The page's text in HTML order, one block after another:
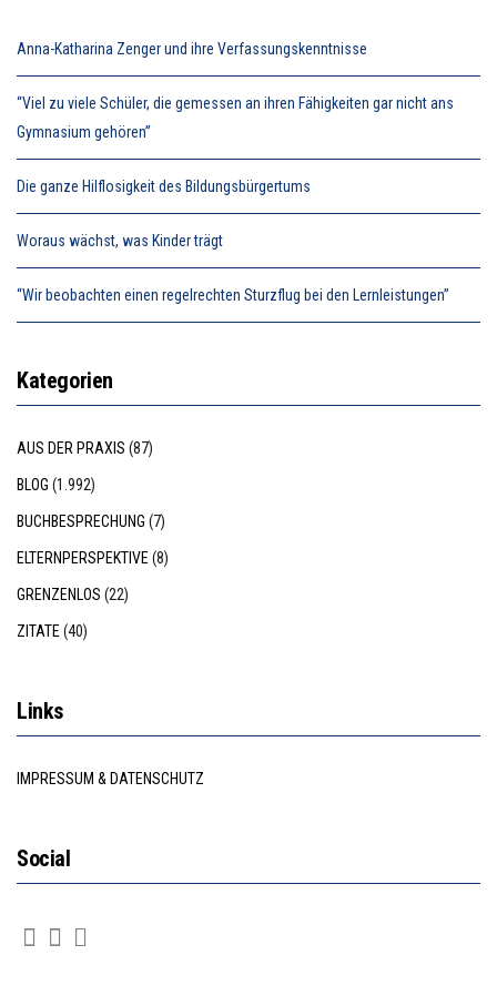
Anna-Katharina Zenger und ihre Verfassungskenntnisse
“Viel zu viele Schüler, die gemessen an ihren Fähigkeiten gar nicht ans
Gymnasium gehören”
Die ganze Hilflosigkeit des Bildungsbürgertums
Woraus wächst, was Kinder trägt
“Wir beobachten einen regelrechten Sturzflug bei den Lernleistungen”
Kategorien
AUS DER PRAXIS (87)
BLOG (1.992)
BUCHBESPRECHUNG (7)
ELTERNPERSPEKTIVE (8)
GRENZENLOS (22)
ZITATE (40)
Links
IMPRESSUM & DATENSCHUTZ
Social